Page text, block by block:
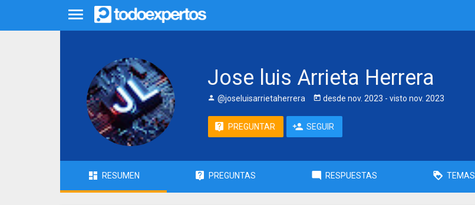
Jose luis Arrieta Herrera
@joseluisarrietaherrera desde nov. 2023 - visto nov. 2023
PREGUNTAR SEGUIR
RESUMEN PREGUNTAS RESPUESTAS TEMAS